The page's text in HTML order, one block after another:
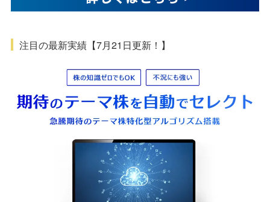
注目の最新実績【7月21日更新！】